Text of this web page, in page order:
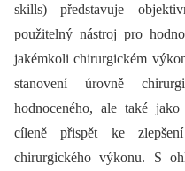
skills) představuje
použitelný nástroj pro
jakémkoli chirurgickém
stanovení úrovně
hodnoceného, ale také
cíleně přispět ke
chirurgického výkonu. S